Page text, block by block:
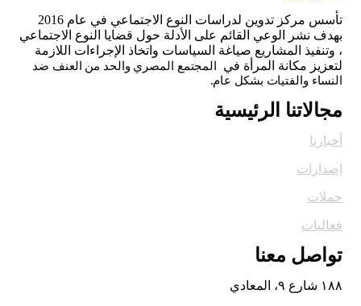
تأسس مركز تدوين لدراسات النوع الاجتماعي في عام 2016
بهدف نشر الوعي القائم على الأدلة حول قضايا النوع الاجتماعي
، وتنفيذ المشاريع صياغة السياسات واتخاذ الإجراءات اللازمة
لتعزيز مكانة المرأة في
المجتمع المصري والحد من العنف ضد
النساء والفتيات بشكل عام.
مجالاتنا الرئيسية
أخبارنا
إصدارات
حملات
فعاليات
تواصل معنا
١٨٨ شارع ٩، المعادي